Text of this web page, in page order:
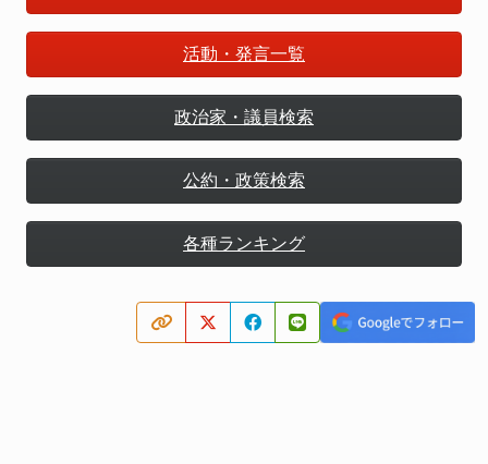
活動・発言一覧
政治家・議員検索
公約・政策検索
各種ランキング